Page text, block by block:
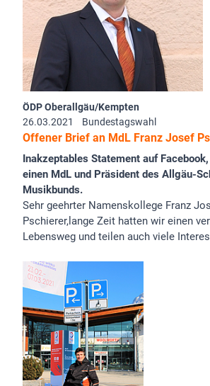
ÖDP Oberallgäu/Kempten
26.03.2021
Bundestagswahl
Offener Brief an MdL Franz Josef
Inakzeptables Statement auf
einen MdL und Präsident des Allgäu-
Musikbunds.
Sehr geehrter Namenskollege Franz
Pschierer,lange Zeit hatten wir einen
Lebensweg und teilen auch viele